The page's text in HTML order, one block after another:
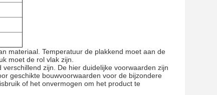
materiaal. Temperatuur de plakkend moet aan de
moet de rol vlak zijn.
zijn. De hier duidelijke voorwaarden zijn
geschikte bouwvoorwaarden voor de bijzondere
of het onvermogen om het product te